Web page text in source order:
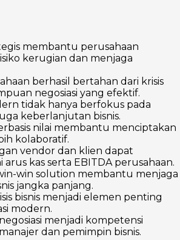
membantu perusahaan
kerugian dan menjaga
berhasil bertahan dari krisis
negosiasi yang efektif.
tidak hanya berfokus pada
keberlanjutan bisnis.
nilai membantu menciptakan
kolaboratif.
vendor dan klien dapat
kas serta EBITDA perusahaan.
win solution membantu menjaga
jangka panjang.
bisnis menjadi elemen penting
modern.
menjadi kompetensi
dan pemimpin bisnis.